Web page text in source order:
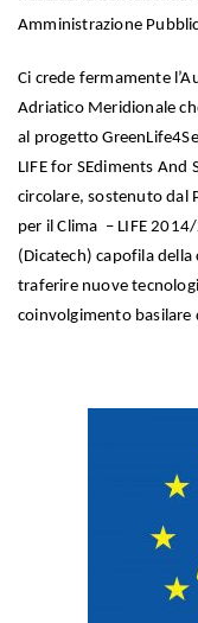
Amministrazione
Ci crede fermamente
Adriatico Meridionale
al progetto
LIFE for SEdiments
circolare, sostenuto dal
per il Clima – LIFE
(Dicatech) capofila
traferire nuove
coinvolgimento